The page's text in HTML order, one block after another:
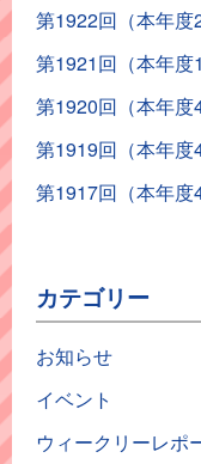
第1922回（本年度
第1921回（本年度
第1920回（本年度
第1919回（本年度
第1917回（本年度
カテゴリー
お知らせ
イベント
ウィークリーレポ